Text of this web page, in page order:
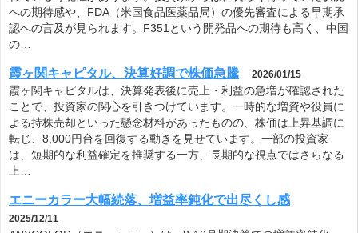
への期待感や、FDA（米国食品医薬品局）の優先審査による早期承
認への言及が見られます。F351という開発品への期待も高く、中国
の…
霞ヶ関キャピタル、決算好調で株価急騰 2026/01/15
霞ヶ関キャピタルは、決算発表後に売上・利益の急増が確認された
ことで、投資家の関心を引きつけています。一時的な増資や役員に
よる持株売却といった懸念材料があったものの、株価は上昇基調に
転じ、8,000円台を回復する動きを見せています。一部の投資家
は、短期的な利益確定を推奨する一方、長期的な視点ではさらなる
上…
エニーカラー大幅続落、増益率鈍化で出尽くし感
2025/12/11